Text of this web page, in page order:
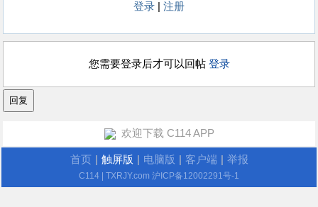
登录
注册
您需要登录后才可以回帖 登录
欢迎下载 C114 APP
首页 触屏版 电脑版 客户端 举报
C114 | TXRJY.com 沪ICP备12002291号-1